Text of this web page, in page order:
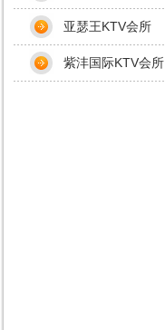
亚瑟王KTV会所
紫沣国际KTV会所